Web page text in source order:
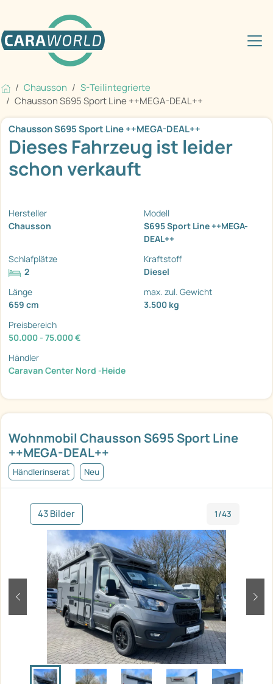
Chausson
S-Teilintegrierte
Chausson S695 Sport Line ++MEGA-DEAL++
Wohnmobil Chausson S695 Sport Line
++MEGA-DEAL++
Händlerinserat Neu
43 Bilder 1/43
zurück
Chausson S695 Sport Line ++MEGA-DEAL++
Dieses Fahrzeug ist leider
schon verkauft
Hersteller
Chausson
Modell
S695 Sport Line ++MEGA-
DEAL++
Schlafplätze
2
Kraftstoff
Diesel
Länge
659 cm
max. zul. Gewicht
3.500 kg
Preisbereich
50.000 - 75.000 €
Händler
Caravan Center Nord -Heide